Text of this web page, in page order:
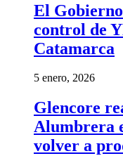
El
control de
Catamarca
5 enero, 2026
Glencore
Alumbrera
volver a